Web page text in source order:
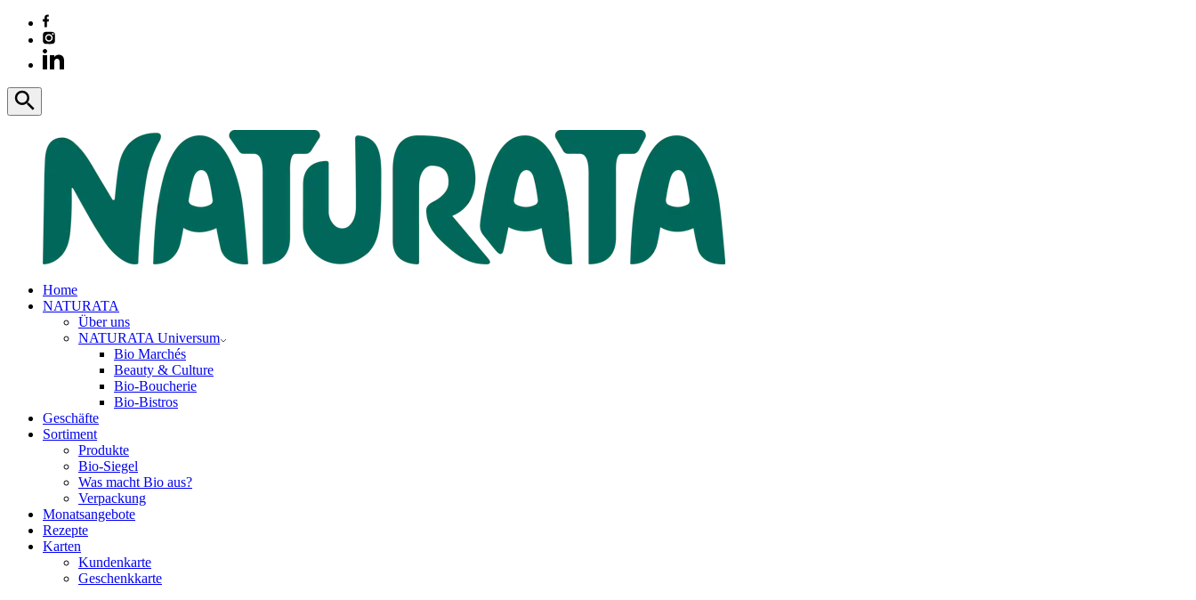
Home
NATURATA
Über uns
NATURATA Universum
Bio Marchés
Beauty & Culture
Bio-Boucherie
Bio-Bistros
Geschäfte
Sortiment
Produkte
Bio-Siegel
Was macht Bio aus?
Verpackung
Monatsangebote
Rezepte
Karten
Kundenkarte
Geschenkkarte